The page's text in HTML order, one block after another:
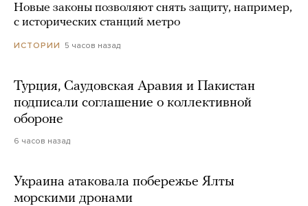
Новые законы позволяют снять защиту, например,
с исторических станций метро
ИСТОРИИ 5 часов назад
Турция, Саудовская Аравия и Пакистан
подписали соглашение о коллективной
обороне
6 часов назад
Украина атаковала побережье Ялты
морскими дронами